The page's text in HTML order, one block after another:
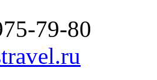
79-80